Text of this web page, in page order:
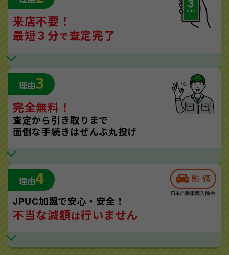
来店不要！
最短３分で査定完了
理由3
完全無料！
査定から引き取りまで
面倒な手続きはぜんぶ丸投げ
理由4
JPUC加盟で安心・安全！
不当な減額は行いません